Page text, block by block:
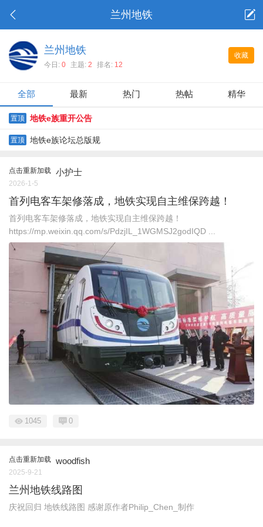
兰州地铁
收藏
兰州地铁
今日: 0 主题: 2 排名: 12
全部 最新 热门 热帖 精华
置顶 地铁e族重开公告
置顶 地铁e族论坛总版规
点击重新加载 小护士
2026-1-5
首列电客车架修落成，地铁实现自主维保跨越！
首列电客车架修落成，地铁实现自主维保跨越！
https://mp.weixin.qq.com/s/PdzjIL_1WGMSJ2godIQD ...
1045 0
点击重新加载 woodfish
2025-9-21
兰州地铁线路图
庆祝回归 地铁线路图 感谢原作者Philip_Chen_制作